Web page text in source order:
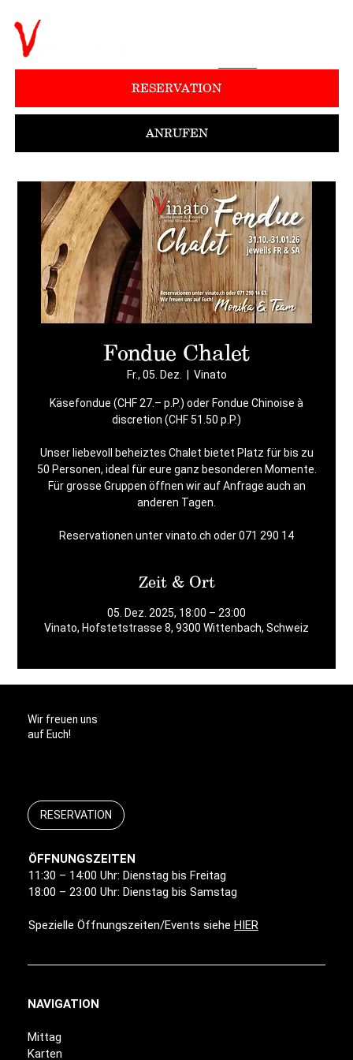
ANRUFEN
RESERVATION
Fondue Chalet
Fr., 05. Dez. Vinato
Käsefondue (CHF 27.– p.P.) oder Fondue Chinoise à
discretion (CHF 51.50 p.P.)
Unser liebevoll beheiztes Chalet bietet Platz für bis zu
50 Personen, ideal für eure ganz besonderen Momente.
Für grosse Gruppen öffnen wir auf Anfrage auch an
anderen Tagen.
Reservationen unter vinato.ch oder 071 290 14
Zeit & Ort
05. Dez. 2025, 18:00 – 23:00
Vinato, Hofstetstrasse 8, 9300 Wittenbach, Schweiz
Wir freuen uns
auf Euch!
RESERVATION
ÖFFNUNGSZEITEN
11:30 – 14:00 Uhr: Dienstag bis Freitag
18:00 – 23:00 Uhr: Dienstag bis Samstag
Spezielle Öffnungszeiten/Events siehe HIER
NAVIGATION
Mittag
Karten